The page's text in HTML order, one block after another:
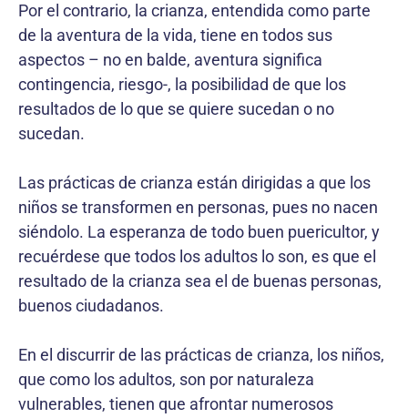
Por el contrario, la crianza, entendida como parte
de la aventura de la vida, tiene en todos sus
aspectos – no en balde, aventura significa
contingencia, riesgo-, la posibilidad de que los
resultados de lo que se quiere sucedan o no
sucedan.
Las prácticas de crianza están dirigidas a que los
niños se transformen en personas, pues no nacen
siéndolo. La esperanza de todo buen puericultor, y
recuérdese que todos los adultos lo son, es que el
resultado de la crianza sea el de buenas personas,
buenos ciudadanos.
En el discurrir de las prácticas de crianza, los niños,
que como los adultos, son por naturaleza
vulnerables, tienen que afrontar numerosos